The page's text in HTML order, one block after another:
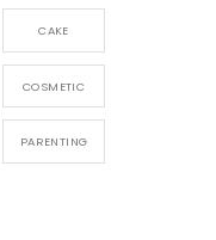
CAKE
COSMETIC
PARENTING